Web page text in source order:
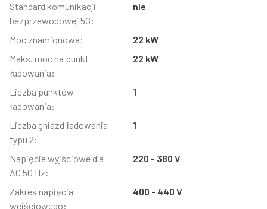
Standard komunikacji
bezprzewodowej 5G:
nie
Moc znamionowa:
22 kW
Maks. moc na punkt
ładowania:
22 kW
Liczba punktów
ładowania:
1
Liczba gniazd ładowania
typu 2:
1
Napięcie wyjściowe dla
AC 50 Hz:
220 - 380 V
Zakres napięcia
wejściowego:
400 - 440 V